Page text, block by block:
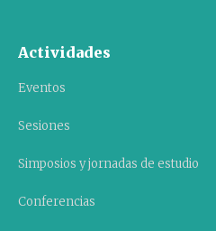
Actividades
Eventos
Sesiones
Simposios y jornadas de estudio
Conferencias